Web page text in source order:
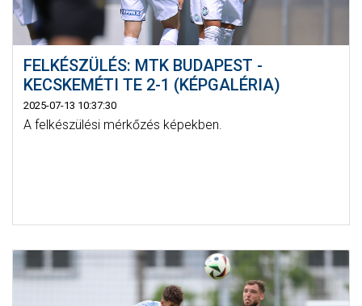
FELKÉSZÜLÉS: MTK BUDAPEST -
KECSKEMÉTI TE 2-1 (KÉPGALÉRIA)
2025-07-13 10:37:30
A felkészülési mérkőzés képekben.